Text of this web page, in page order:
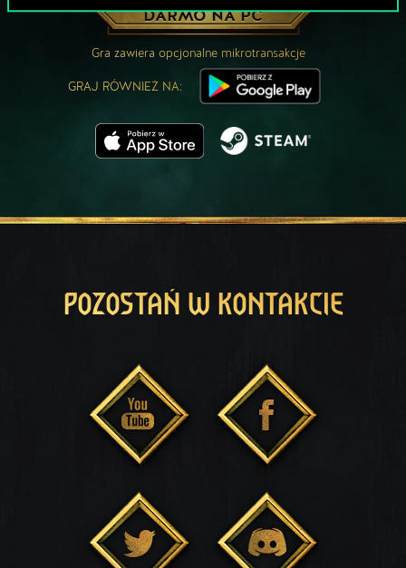
DARMO NA PC
Gra zawiera opcjonalne mikrotransakcje
GRAJ RÓWNIEŻ NA:
POZOSTAŃ W KONTAKCIE